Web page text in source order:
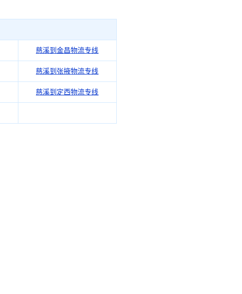
慈溪到金昌物流专线
慈溪到张掖物流专线
慈溪到定西物流专线